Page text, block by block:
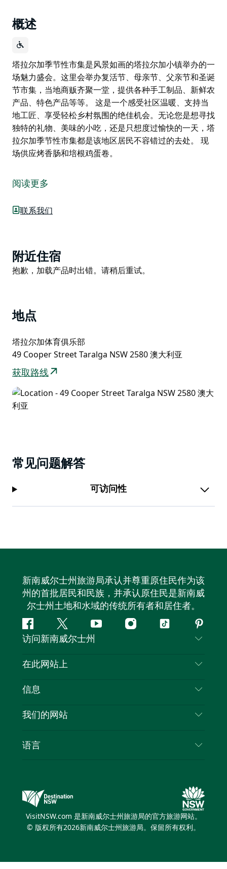
概述
塔拉尔加季节性市集是风景如画的塔拉尔加小镇举办的一
场魅力盛会。这里会举办复活节、母亲节、父亲节和圣诞
节市集，当地商贩齐聚一堂，提供各种手工制品、新鲜农
产品、特色产品等等。 这是一个感受社区温暖、支持当
地工匠、享受轻松乡村氛围的绝佳机会。无论您是想寻找
独特的礼物、美味的小吃，还是只想度过愉快的一天，塔
拉尔加季节性市集都是该地区居民不容错过的去处。 现
场供应烤香肠和培根鸡蛋卷。
场魅力盛会。这里会举办复活节、母亲节、父亲节和圣诞
节市集，当地商贩齐聚一堂，提供各种手工制品、新鲜农
产品、特色产品等等。
吃，还是只想度过愉快的一天，塔拉尔加季节性市集都是
该地区居民不容错过的去处。
现场供应烤香肠和培根鸡蛋卷。
阅读更多
联系我们
Product
List
附近住宿
Product
抱歉，加载产品时出错。请稍后重试。
地点
塔拉尔加体育俱乐部
49 Cooper Street Taralga NSW 2580 澳大利亚
获取路线
常见问题解答
可访问性
新南威尔士州旅游局承认并尊重原住民作为该
州的首批居民和民族，并承认原住民是新南威
尔士州土地和水域的传统所有者和居住者。
Facebook叽
叽
喳
YouTubeInstagram
抖
访问新南威尔士州
联系我们
隐私
Cookie 通知
在此网站上
目的地
新南威尔士州公路旅行
活动
信息
旅行信息
新南威尔士州的商业
我们的网站
新南威尔士州旅游局媒体中心
缤纷悉尼灯光音乐节
语言
VisitNSW.com 是新南威尔士州旅游局的官方旅游网站。
© 版权所有2026新南威尔士州旅游局。保留所有权利。